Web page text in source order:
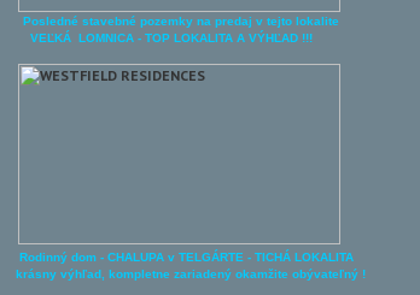
Posledné stavebné pozemky na predaj v tejto lokalite
VEĽKÁ LOMNICA - TOP LOKALITA A VÝHĽAD !!!
Rodinný dom - CHALUPA v TELGÁRTE - TICHÁ LOKALITA
krásny výhľad, kompletne zariadený okamžite obývateľný !